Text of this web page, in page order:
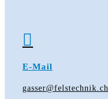

E-Mail
gasser@felstechnik.ch